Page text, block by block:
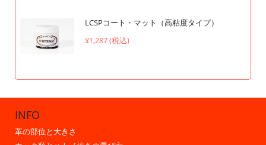
LCSPコート・マット（高粘度タイプ）
¥1,287 (税込)
INFO
革の部位と大きさ